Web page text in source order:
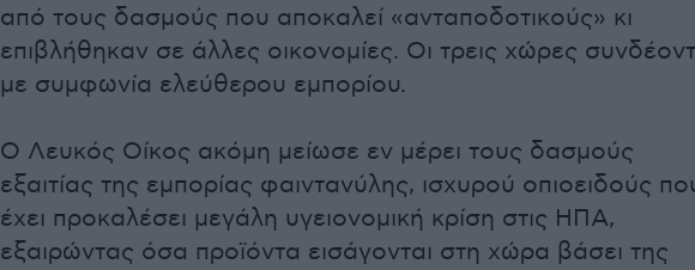
από τους δασμούς που αποκαλεί «ανταποδοτικούς» κι
επιβλήθηκαν σε άλλες οικονομίες. Οι τρεις χώρες
με συμφωνία ελεύθερου εμπορίου.
Ο Λευκός Οίκος ακόμη μείωσε εν μέρει τους δασμούς
εξαιτίας της εμπορίας φαιντανύλης, ισχυρού οπιοειδούς
έχει προκαλέσει μεγάλη υγειονομική κρίση στις ΗΠΑ,
εξαιρώντας όσα προϊόντα εισάγονται στη χώρα βάσει της